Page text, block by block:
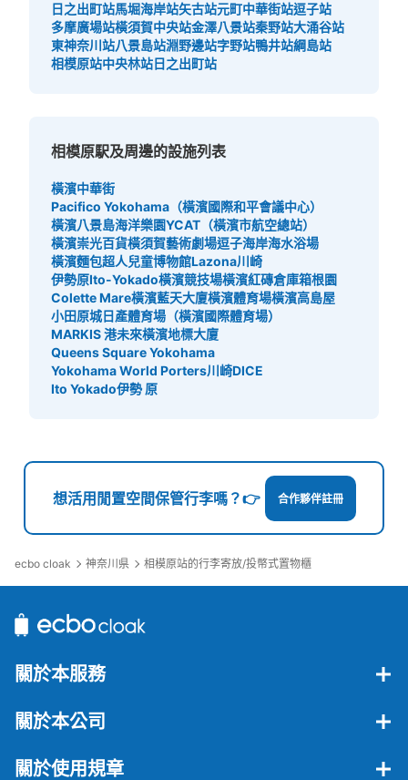
日之出町站馬堀海岸站矢古站元町中華街站逗子站
多摩廣場站橫須賀中央站金澤八景站秦野站大涌谷站
東神奈川站八景島站淵野邊站字野站鴨井站綱島站
相模原站中央林站日之出町站
相模原駅及周邊的設施列表
橫濱中華街
Pacifico Yokohama（橫濱國際和平會議中心）
橫濱八景島海洋樂園YCAT（橫濱市航空總站）
橫濱崇光百貨橫須賀藝術劇場逗子海岸海水浴場
橫濱麵包超人兒童博物館Lazona川崎
伊勢原Ito-Yokado橫濱競技場橫濱紅磚倉庫箱根園
Colette Mare橫濱藍天大廈橫濱體育場橫濱高島屋
小田原城日產體育場（橫濱國際體育場）
MARKIS 港未來橫濱地標大廈
Queens Square Yokohama
Yokohama World Porters川崎DICE
Ito Yokado伊勢 原
想活用閒置空間保管行李嗎？👉 合作夥伴註冊
ecbo cloak 神奈川県 相模原站的行李寄放/投幣式置物櫃
關於本服務
關於本公司
關於使用規章